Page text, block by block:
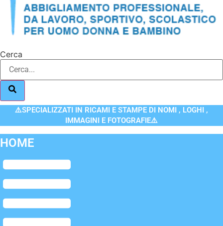
Cerca
⚠️SPECIALIZZATI IN RICAMI E STAMPE DI NOMI , LOGHI ,
IMMAGINI E FOTOGRAFIE⚠️
HOME
Flyout
Menu